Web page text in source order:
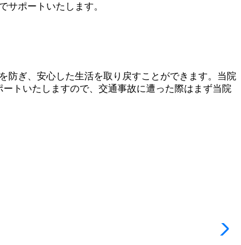
サポートいたします。
防ぎ、安心した生活を取り戻すことができます。当院
トいたしますので、交通事故に遭った際はまず当院